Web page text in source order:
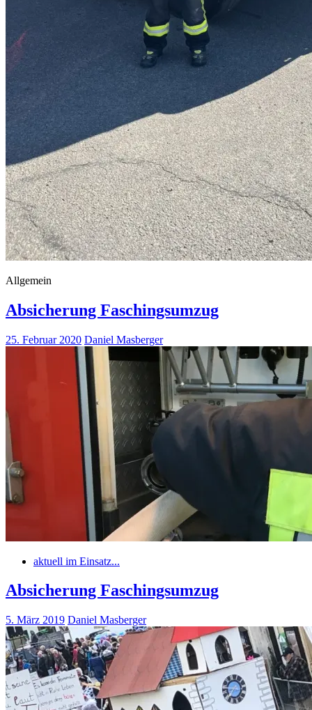
Allgemein
Absicherung Faschingsumzug
25. Februar 2020 Daniel Masberger
aktuell im Einsatz...
Absicherung Faschingsumzug
5. März 2019 Daniel Masberger